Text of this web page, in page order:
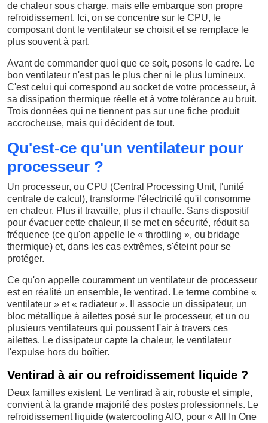
de chaleur sous charge, mais elle embarque son propre
refroidissement. Ici, on se concentre sur le CPU, le
composant dont le ventilateur se choisit et se remplace le
plus souvent à part.
Avant de commander quoi que ce soit, posons le cadre. Le
bon ventilateur n'est pas le plus cher ni le plus lumineux.
C'est celui qui correspond au socket de votre processeur, à
sa dissipation thermique réelle et à votre tolérance au bruit.
Trois données qui ne tiennent pas sur une fiche produit
accrocheuse, mais qui décident de tout.
Qu'est-ce qu'un ventilateur pour
processeur ?
Un processeur, ou CPU (Central Processing Unit, l'unité
centrale de calcul), transforme l'électricité qu'il consomme
en chaleur. Plus il travaille, plus il chauffe. Sans dispositif
pour évacuer cette chaleur, il se met en sécurité, réduit sa
fréquence (ce qu'on appelle le « throttling », ou bridage
thermique) et, dans les cas extrêmes, s'éteint pour se
protéger.
Ce qu'on appelle couramment un ventilateur de processeur
est en réalité un ensemble, le ventirad. Le terme combine «
ventilateur » et « radiateur ». Il associe un dissipateur, un
bloc métallique à ailettes posé sur le processeur, et un ou
plusieurs ventilateurs qui poussent l'air à travers ces
ailettes. Le dissipateur capte la chaleur, le ventilateur
l'expulse hors du boîtier.
Ventirad à air ou refroidissement liquide ?
Deux familles existent. Le ventirad à air, robuste et simple,
convient à la grande majorité des postes professionnels. Le
refroidissement liquide (watercooling AIO, pour « All In One